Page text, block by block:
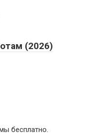
(2026)
бесплатно.